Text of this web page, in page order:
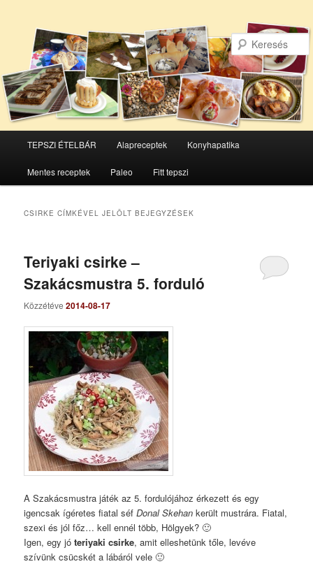
Tovább
az
elsődleges
Tovább
a
másodlagos
TEPSZI ÉTELBÁR Alapreceptek Konyhapatika
Mentes receptek Paleo Fitt tepszi
CSIRKE CÍMKÉVEL JELÖLT BEJEGYZÉSEK
Teriyaki csirke –
Szakácsmustra 5. forduló
Közzétéve2014-08-17
A Szakácsmustra játék az 5. fordulójához érkezett és egy
igencsak ígéretes fiatal séfDonal Skehan került mustrára. Fiatal,
szexi és jól főz… kell ennél több, Hölgyek? 🙂
Igen, egy jó teriyaki csirke, amit elleshetünk tőle, levéve
szívünk csücskét a lábáról vele 🙂